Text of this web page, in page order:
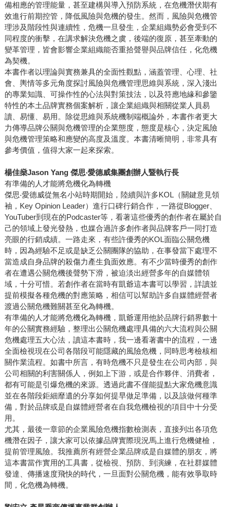
備相應的管理能量，甚至建構與導入預防系統，在危機潛伏期有
效進行前期控管，降低風險與危機的發生。然而，風險與危機管
理涉及階段性與連續性，危機一旦發生，企業組織勢必會受到不
同程度的衝擊，在講求解決危機之虞，後端的復原，甚至牽動的
變革管理，皆會影響企業組織能否重拾聲譽與品牌信任，化危機
為契機。
本書作者以理論與實務兼具的全面性觀點，涵蓋管理、心理、社
會、輿情等多元角度探討風險與危機管理思維與系統，深入淺出
的專業知識、可操作性的心法與對策技法，以及符應地緣和參鑒
特性的本土品牌實務個案解析，讓企業組織與相關從業人員易
讀、易懂、易用。除從思維與系統機制端概論外，本書作者更大
力傳導品牌公關與危機管理的企業態度，態度是核心，決定風險
與危機管理策略和應變的高度及溫度。本書清晰簡明，非常具有
參考價值，值得大家一起來探索。
楊佳燊Jason Yang 傑思‧愛德威集團創辦人暨執行長
有準備的人才能將危機化為轉機
傑思‧愛德威從無名小站時期開始，陸續與許多KOL（關鍵意見領
袖，Key Opinion Leader）進行口碑行銷合作，一路從Blogger、
YouTuber到現在的Podcaster等，看著這些優秀的創作者在屬於自
己的領域上發光發熱，也媒合過許多創作者與品牌客戶一同打造
亮眼的行銷成績。一路走來，有些許優秀的KOL面臨公關危機
時，因為經驗不足或是缺乏公關團隊的協助，在事發當下處理不
當造成自身品牌的殺傷力產生負面效應。有不少當時優秀的創作
者在遭遇公關危機後聲勢下滑，被迫淡出經營多年的自媒體領
域，十分可惜。若創作者在當時有凱爺這本書可以學習，詳讀並
提前模擬各種危機的對應策略，相信可以幫助許多自媒體經營者
渡過公關危機難關甚至化為轉機。
有準備的人才能將危機化為轉機，凱爺運用他於品牌行銷界數十
年的公關實務經驗，整理出公關危機處理具備的六大流程與公關
危機處理五大心法，讀這本書時，我一邊看著書中的流程，一邊
全面檢視現在公司各階段可能隱藏的風險危機，同時思考檢核相
關作業流程。如書中所言，有時危機不只是發生在公司內部，與
公司相關的利害關係人，例如上下游，或是合作夥伴、消費者，
都有可能是引爆危機的來源。透過此書不僅能提點大家危機意識
並在各階段鉅細靡遺的分享如何提早做足準備，以及該做何種準
備，對於品牌或是自媒體經營者在自我危機檢視的項目中十分受
用。
尤其，最後一章節的企業風險危機指數檢測表，直接列出各項危
機潛在因子，讓大家可以依據品牌實際現況馬上進行危機健檢，
提前管理風險。我推薦所有經營企業品牌或是自媒體的朋友，將
這本書當作實用的工具書，從檢視、預防、到演練，在社群媒體
發達、傳播速度飛快的時代，一旦面對公關危機，能有效爭取時
間，化危機為轉機。